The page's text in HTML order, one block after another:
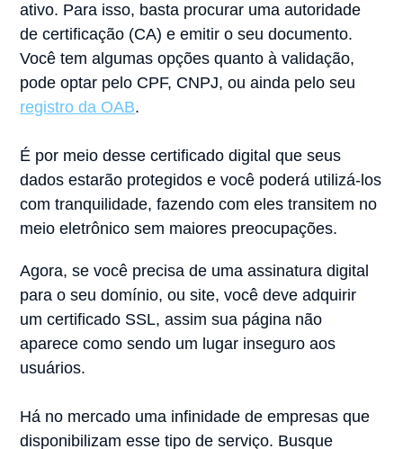
ativo. Para isso, basta procurar uma autoridade
de certificação (CA) e emitir o seu documento.
Você tem algumas opções quanto à validação,
pode optar pelo CPF, CNPJ, ou ainda pelo seu
registro da OAB.
É por meio desse certificado digital que seus
dados estarão protegidos e você poderá utilizá-los
com tranquilidade, fazendo com eles transitem no
meio eletrônico sem maiores preocupações.
Agora, se você precisa de uma assinatura digital
para o seu domínio, ou site, você deve adquirir
um certificado SSL, assim sua página não
aparece como sendo um lugar inseguro aos
usuários.
Há no mercado uma infinidade de empresas que
disponibilizam esse tipo de serviço. Busque